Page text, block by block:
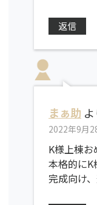
返信
まぁ助
2022年9月
K様上棟お
本格的にK
完成向け